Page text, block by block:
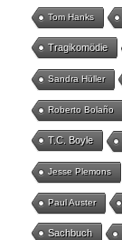
Tom Hanks
Tragikomödie
Sandra Hüller
Roberto Bolaño
T.C. Boyle
Jesse Plemons
Paul Auster
Sachbuch